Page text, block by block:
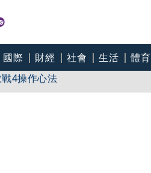
國際 財經 社會 生活 體育
4操作心法
心臟負擔 醫：猝死風險高3倍